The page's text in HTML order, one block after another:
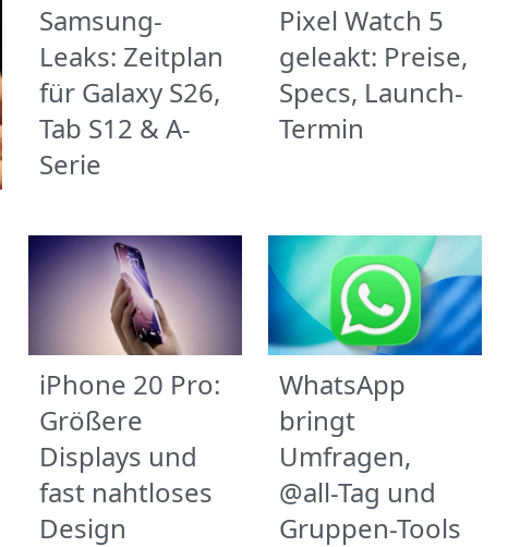
Samsung-
Leaks: Zeitplan
für Galaxy S26,
Tab S12 & A-
Serie
Pixel Watch 5
geleakt: Preise,
Specs, Launch-
Termin
iPhone 20 Pro:
Größere
Displays und
fast nahtloses
Design
WhatsApp
bringt
Umfragen,
@all-Tag und
Gruppen-Tools